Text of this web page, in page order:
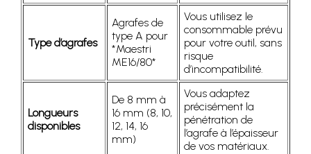
Type d’agrafes
Agrafes de
type A pour
*Maestri
ME16/80*
Vous utilisez le
consommable prévu
pour votre outil, sans
risque
d’incompatibilité.
Longueurs
disponibles
De 8 mm à
16 mm (8, 10,
12, 14, 16
mm)
Vous adaptez
précisément la
pénétration de
l’agrafe à l’épaisseur
de vos matériaux.